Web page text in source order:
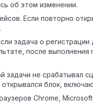
об этом изменении.
Если повторно
задача о
после
задачи не срабатывал
блок,
Chrome,